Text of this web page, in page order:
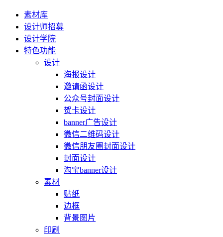
素材库
设计师招募
设计学院
特色功能
设计
海报设计
邀请函设计
公众号封面设计
贺卡设计
banner广告设计
微信二维码设计
微信朋友圈封面设计
封面设计
淘宝banner设计
素材
贴纸
边框
背景图片
印刷